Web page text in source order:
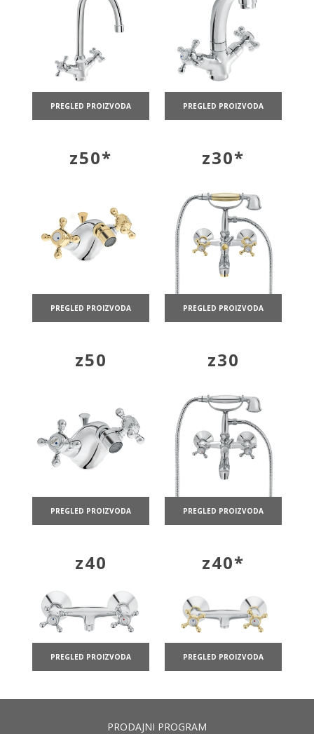
PREGLED PROIZVODA PREGLED PROIZVODA
z50*
PREGLED PROIZVODA
z30*
PREGLED PROIZVODA
z50
PREGLED PROIZVODA
z30
PREGLED PROIZVODA
z40
PREGLED PROIZVODA
z40*
PREGLED PROIZVODA
PRODAJNI PROGRAM